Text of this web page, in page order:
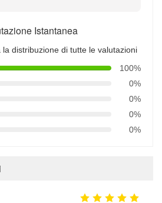
Istantanea
distribuzione di tutte le valutazioni
100%
0%
0%
0%
0%